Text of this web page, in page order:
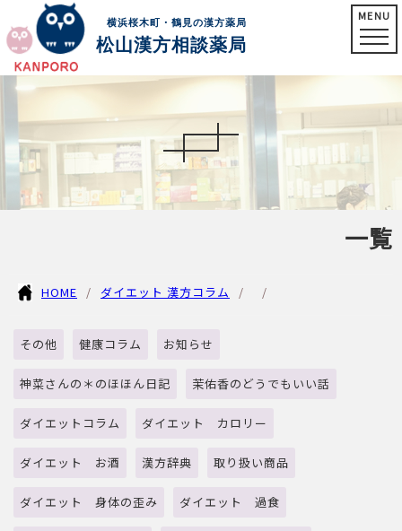
横浜桜木町・鶴見の漢方薬局
松山漢方相談薬局
MENU
一覧
HOME ダイエット 漢方コラム
その他 健康コラム お知らせ
神菜さんの＊のほほん日記 茉佑香のどうでもいい話
ダイエットコラム ダイエット カロリー
ダイエット お酒 漢方辞典 取り扱い商品
ダイエット 身体の歪み ダイエット 過食